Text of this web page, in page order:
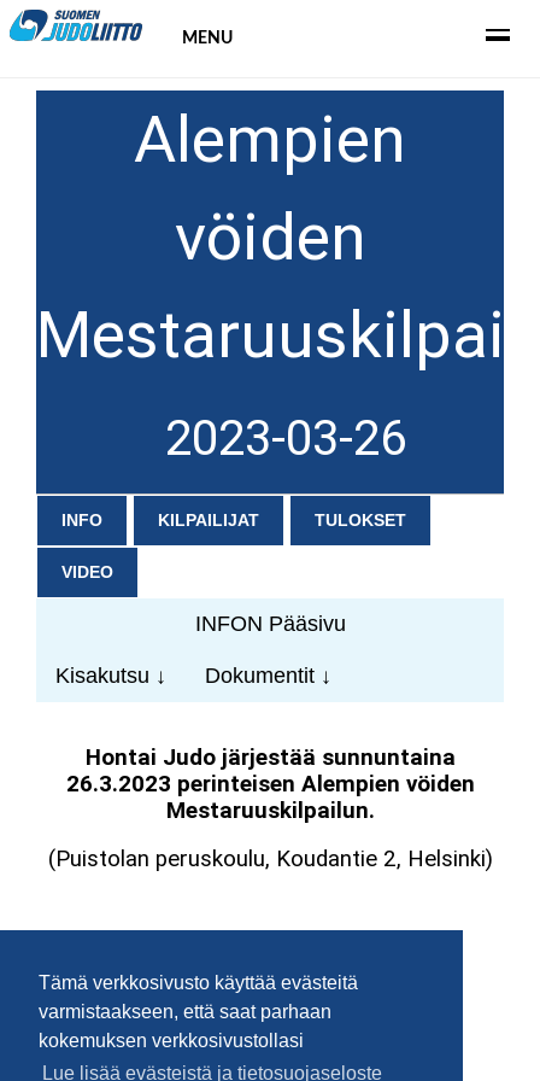
Tämä verkkosivusto käyttää evästeitä
varmistaakseen, että saat parhaan
kokemuksen verkkosivustollasi
Lue lisää evästeistä ja tietosuojaseloste
MENU
Alempien
vöiden
2023-03-26
INFO KILPAILIJAT TULOKSET
VIDEO
INFON Pääsivu
Kisakutsu ↓ Dokumentit ↓